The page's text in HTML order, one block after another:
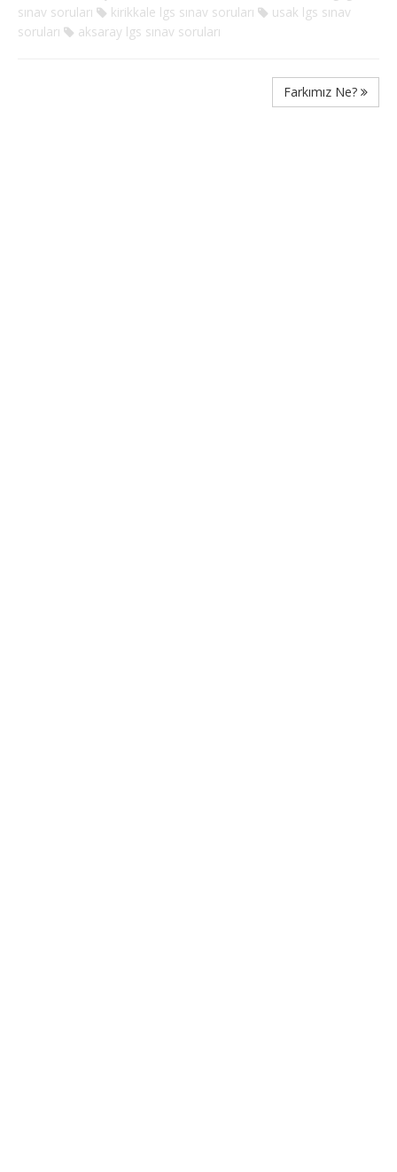
sınav soruları
kirikkale lgs sınav soruları
usak lgs sınav
soruları
aksaray lgs sınav soruları
Farkımız Ne?